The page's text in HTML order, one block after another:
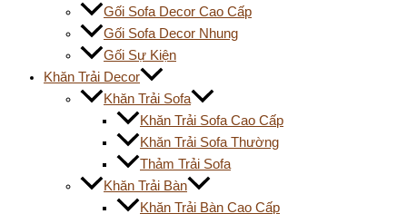
Gối Sofa Decor Cao Cấp
Gối Sofa Decor Nhung
Gối Sự Kiện
Khăn Trải Decor
Khăn Trải Sofa
Khăn Trải Sofa Cao Cấp
Khăn Trải Sofa Thường
Thảm Trải Sofa
Khăn Trải Bàn
Khăn Trải Bàn Cao Cấp